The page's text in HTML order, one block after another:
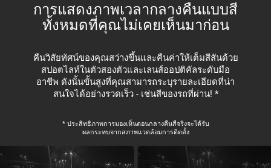
การแสดงภาพเวลากลางคืนแบบสี
ทั้งหมดที่คุณไม่เคยเห็นมาก่อน
คืนวิสัยทัศน์ของคุณสว่างขึ้นและคืนค่าให้เต็มสีสันด้วย
สปอตไลท์ในตัวสองตัวและเลนส์ออปติคัลระดับมือ
อาชีพ ดังนั้นขั้นสูงที่คุณสามารถระบุรายละเอียดที่น่า
สนใจได้อย่างรวดเร็ว - เช่นสีของรถที่ผ่าน! *
* ประสิทธิภาพการมองเห็นตอนกลางคืนสีจริงจะได้รับ
ผลกระทบจากสภาพแวดล้อมการติดตั้ง